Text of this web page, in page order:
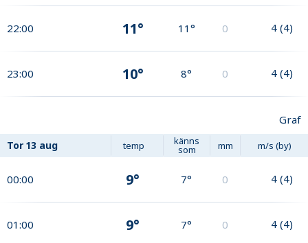
22:00 11° 11° 0 4 (4)
23:00 10° 8° 0 4 (4)
Graf
Tor 13 aug temp känns
som mm m/s (by)
00:00 9° 7° 0 4 (4)
01:00 9° 7° 0 4 (4)